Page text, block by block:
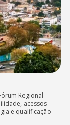
Regional
acessos
e qualificação